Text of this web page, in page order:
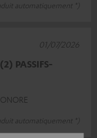
automatiquement *)
PASSIFS-
automatiquement *)
01/07/2026